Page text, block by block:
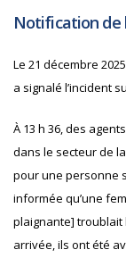
Notification de
Le 21 décembre
a signalé l’incident
À 13 h 36, des
dans le secteur de
pour une personne
informée qu’une
plaignante] troublait
arrivée, ils ont été